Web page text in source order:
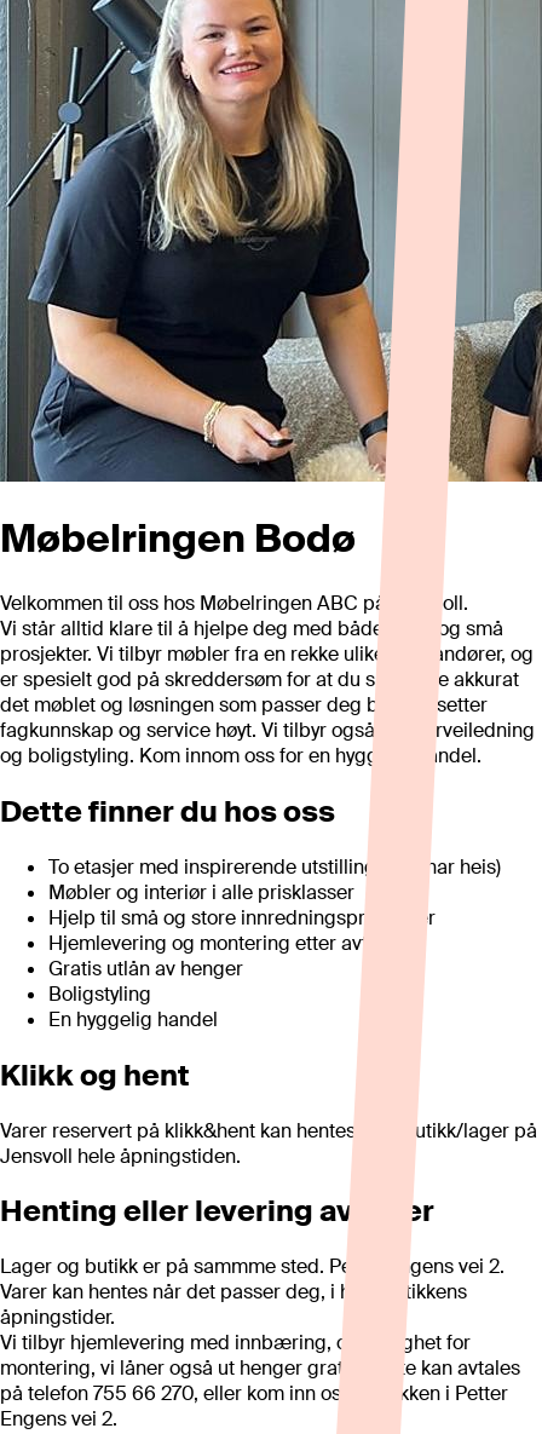
Møbelringen Bodø
Velkommen til oss hos Møbelringen ABC på Jensvoll.
Vi står alltid klare til å hjelpe deg med både store og små
prosjekter. Vi tilbyr møbler fra en rekke ulike leverandører, og
er spesielt god på skreddersøm for at du skal finne akkurat
det møblet og løsningen som passer deg best. Vi setter
fagkunnskap og service høyt. Vi tilbyr også interiørveiledning
og boligstyling. Kom innom oss for en hyggelig handel.
Dette finner du hos oss
To etasjer med inspirerende utstillinger (Vi har heis)
Møbler og interiør i alle prisklasser
Hjelp til små og store innredningsprosjekter
Hjemlevering og montering etter avtale
Gratis utlån av henger
Boligstyling
En hyggelig handel
Klikk og hent
Varer reservert på klikk&hent kan hentes i vår butikk/lager på
Jensvoll hele åpningstiden.
Henting eller levering av varer
Lager og butikk er på sammme sted. Petter Engens vei 2.
Varer kan hentes når det passer deg, i hele butikkens
åpningstider.
Vi tilbyr hjemlevering med innbæring, og mulighet for
montering, vi låner også ut henger gratis. Dette kan avtales
på telefon 755 66 270, eller kom inn oss i butikken i Petter
Engens vei 2.